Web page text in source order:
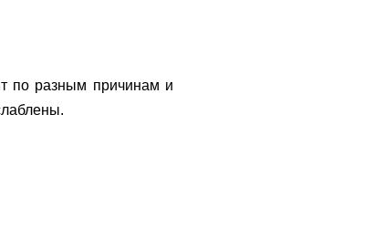
по разным причинам и